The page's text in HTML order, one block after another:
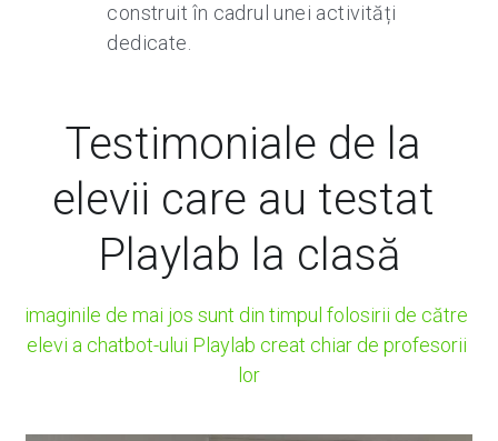
construit în cadrul unei activități
dedicate.
Testimoniale de la
elevii care au testat
Playlab la clasă
imaginile de mai jos sunt din timpul folosirii de către
elevi a chatbot-ului Playlab creat chiar de profesorii
lor